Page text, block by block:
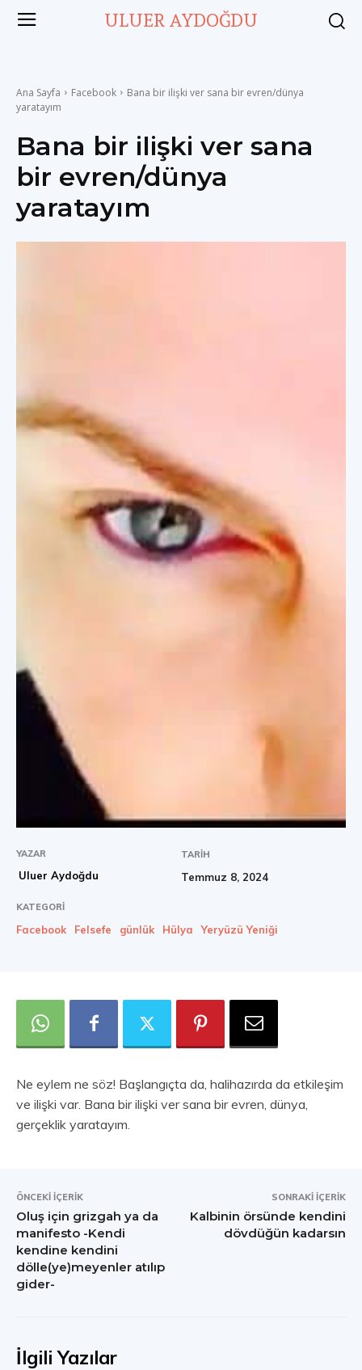
ULUER AYDOĞDU
Ana Sayfa Facebook
Bana bir ilişki ver sana bir evren/dünya
yaratayım
Bana bir ilişki ver sana
bir evren/dünya
yaratayım
YAZAR
Uluer Aydoğdu
TARIH
Temmuz 8, 2024
KATEGORI
Facebook Felsefe günlük Hülya Yeryüzü Yeniği
Ne eylem ne söz! Başlangıçta da, halihazırda da etkileşim
ve ilişki var. Bana bir ilişki ver sana bir evren, dünya,
gerçeklik yaratayım.
ÖNCEKI İÇERIK
Oluş için grizgah ya da
manifesto -Kendi
kendine kendini
dölle(ye)meyenler atılıp
gider-
SONRAKI İÇERIK
Kalbinin örsünde kendini
dövdüğün kadarsın
İlgili Yazılar